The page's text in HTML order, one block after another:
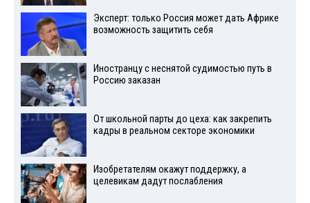
Эксперт: только Россия может дать Африке
возможность защитить себя
Иностранцу с неснятой судимостью путь в
Россию заказан
От школьной парты до цеха: как закрепить
кадры в реальном секторе экономики
Изобретателям окажут поддержку, а
целевикам дадут послабления